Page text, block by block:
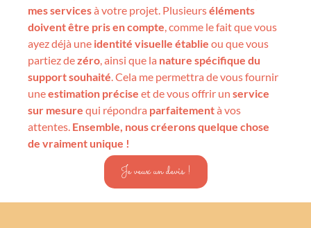
mes servicesà votre projet. Plusieurséléments
doivent être pris en compte, comme le fait que vous
ayez déjà une identité visuelle établie ou que vous
partiez dezéro, ainsi que la nature spécifique du
support souhaité. Cela me permettra de vous fournir
uneestimation précise et de vous offrir un service
sur mesure qui répondra parfaitementà vos
attentes. Ensemble, nous créerons quelque chose
de vraiment unique !
Je veux un devis !